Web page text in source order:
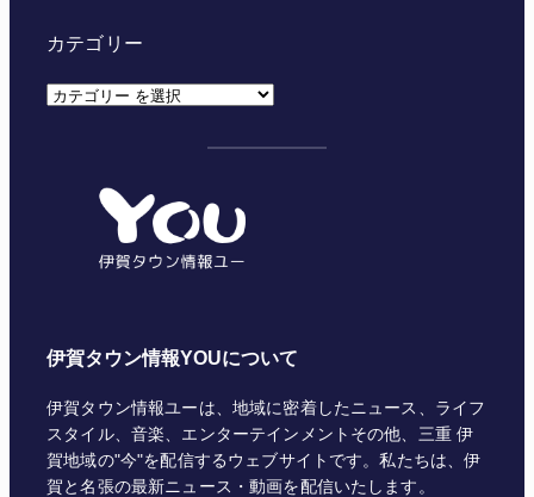
カテゴリー
カ
伊賀タウン情報YOUについて
伊賀タウン情報ユーは、地域に密着したニュース、ライフ
スタイル、音楽、エンターテインメントその他、三重 伊
賀地域の"今"を配信するウェブサイトです。私たちは、伊
賀と名張の最新ニュース・動画を配信いたします。